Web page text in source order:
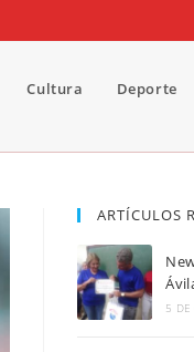
Cultura Deporte
ARTÍCULOS
5 DE